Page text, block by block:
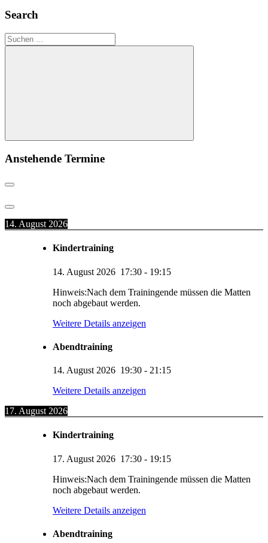
Search
Suchen
nach:
Suchen
Anstehende Termine
14. August 2026
Kindertraining
14. August 2026 17:30 - 19:15
Hinweis:Nach dem Trainingende müssen die Matten
noch abgebaut werden.
Weitere Details anzeigen
Abendtraining
14. August 2026 19:30 - 21:15
Weitere Details anzeigen
17. August 2026
Kindertraining
17. August 2026 17:30 - 19:15
Hinweis:Nach dem Trainingende müssen die Matten
noch abgebaut werden.
Weitere Details anzeigen
Abendtraining